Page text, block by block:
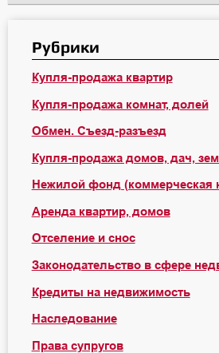
Рубрики
Купля-продажа квартир
Купля-продажа комнат, долей
Обмен. Съезд-разъезд
Купля-продажа домов, дач,
Нежилой фонд (коммерческая
Аренда квартир, домов
Отселение и снос
Законодательство в сфере
Кредиты на недвижимость
Наследование
Права супругов